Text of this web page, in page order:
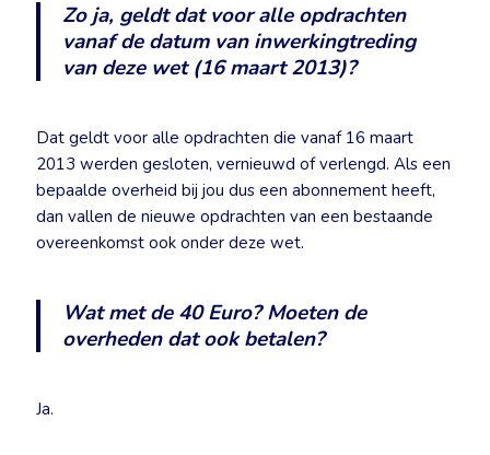
Zo ja, geldt dat voor alle opdrachten
vanaf de datum van inwerkingtreding
van deze wet (16 maart 2013)?
Dat geldt voor alle opdrachten die vanaf 16 maart
2013 werden gesloten, vernieuwd of verlengd. Als een
bepaalde overheid bij jou dus een abonnement heeft,
dan vallen de nieuwe opdrachten van een bestaande
overeenkomst ook onder deze wet.
Wat met de 40 Euro? Moeten de
overheden dat ook betalen?
Ja.